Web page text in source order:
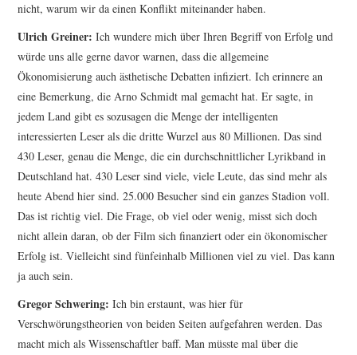
nicht, warum wir da einen Konflikt miteinan­der haben.
Ulrich Greiner: Ich wundere mich über Ihren Begriff von Erfolg und
würde uns alle gerne davor warnen, dass die allgemeine
Ökonomisierung auch ästhetische Debatten infiziert. Ich erinnere an
eine Bemerkung, die Arno Schmidt mal ge­macht hat. Er sagte, in
jedem Land gibt es sozusagen die Menge der intelligenten
interessierten Leser als die dritte Wurzel aus 80 Millionen. Das sind
430 Leser, genau die Menge, die ein durchschnittlicher Lyrikband in
Deutschland hat. 430 Leser sind viele, viele Leute, das sind mehr als
heute Abend hier sind. 25.000 Besucher sind ein ganzes Stadion voll.
Das ist richtig viel. Die Frage, ob viel oder wenig, misst sich doch
nicht allein daran, ob der Film sich finanziert oder ein ökonomischer
Erfolg ist. Vielleicht sind fünfeinhalb Millionen viel zu viel. Das kann
ja auch sein.
Gregor Schwering: Ich bin erstaunt, was hier für
Verschwörungstheorien von beiden Seiten aufge­fahren werden. Das
macht mich als Wissenschaftler baff. Man müsste mal über die